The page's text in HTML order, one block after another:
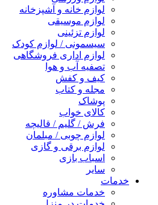
لوازم خانه و آشپزخانه
لوازم موسیقی
لوازم تزئینی
سیسمونی / لوازم کودک
لوازم اداری فروشگاهی
تصفیه آب و هوا
کیف و کفش
مجله و کتاب
پوشاک
کالای خواب
فرش / گلیم / قالیچه
لوازم چوبی / مبلمان
لوازم برقی و گازی
اسباب بازی
سایر
خدمات
خدمات مشاوره